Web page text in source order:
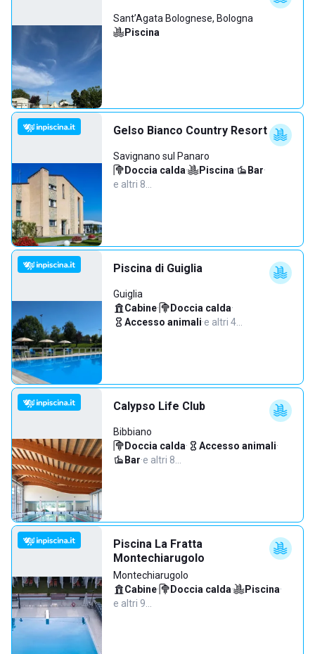
Sant’Agata Bolognese, Bologna
Piscina
Gelso Bianco Country Resort
Savignano sul Panaro
Doccia calda· Piscina· Bar·
e altri 8…
Piscina di Guiglia
Guiglia
Cabine· Doccia calda·
Accesso animali·e altri 4…
Calypso Life Club
Bibbiano
Doccia calda· Accesso animali·
Bar·e altri 8…
Piscina La Fratta
Montechiarugolo
Montechiarugolo
Cabine· Doccia calda· Piscina·
e altri 9…